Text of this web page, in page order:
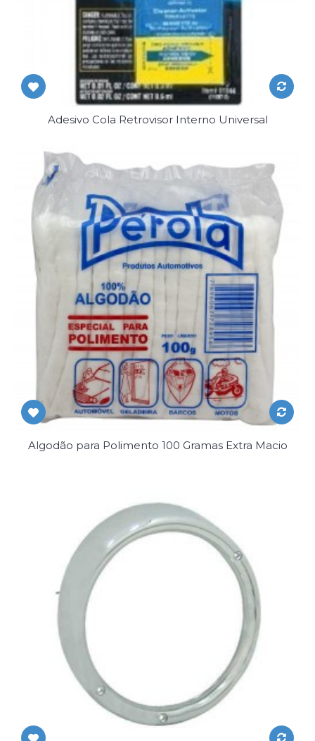
Adesivo Cola Retrovisor Interno Universal
Algodão para Polimento 100 Gramas Extra Macio